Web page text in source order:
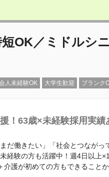
短OK／ミドルシ
人未経験OK 大学生歓迎 ブランク
！63歳×未経験採用実績
まだ働きたい」「社会とつなが
経験の方も活躍中！週4日以上
介護が初めての方もできること